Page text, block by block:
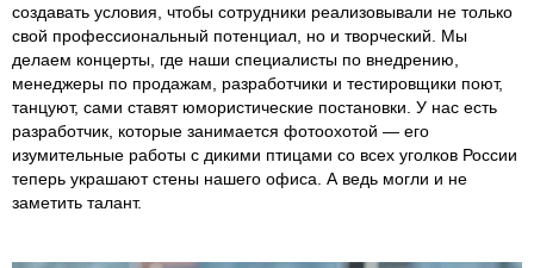
создавать условия, чтобы сотрудники реализовывали не только
свой профессиональный потенциал, но и творческий. Мы
делаем концерты, где наши специалисты по внедрению,
менеджеры по продажам, разработчики и тестировщики поют,
танцуют, сами ставят юмористические постановки. У нас есть
разработчик, которые занимается фотоохотой — его
изумительные работы с дикими птицами со всех уголков России
теперь украшают стены нашего офиса. А ведь могли и не
заметить талант.